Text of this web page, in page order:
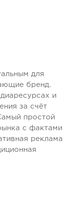
для
бренд.
и
за счёт
простой
с фактами
реклама